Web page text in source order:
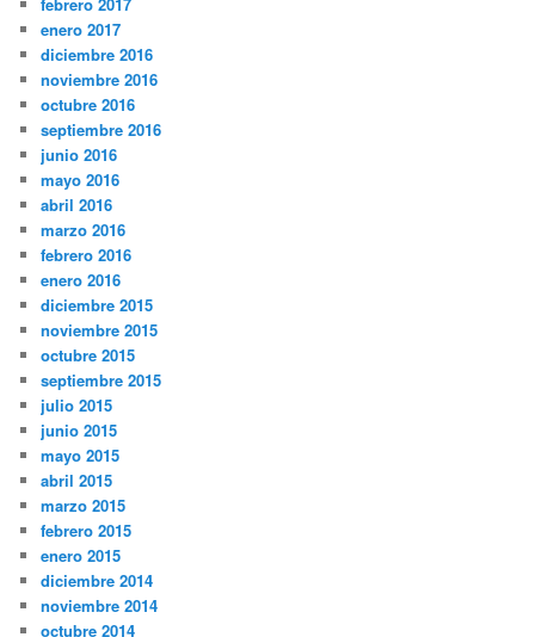
enero 2017
diciembre 2016
noviembre 2016
octubre 2016
septiembre 2016
junio 2016
mayo 2016
abril 2016
marzo 2016
febrero 2016
enero 2016
diciembre 2015
noviembre 2015
octubre 2015
septiembre 2015
julio 2015
junio 2015
mayo 2015
abril 2015
marzo 2015
febrero 2015
enero 2015
diciembre 2014
noviembre 2014
octubre 2014